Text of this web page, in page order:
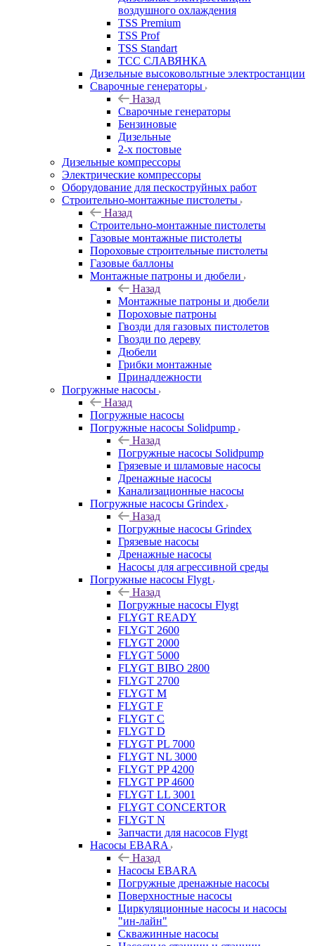
воздушного охлаждения
TSS Premium
TSS Prof
TSS Standart
ТСС СЛАВЯНКА
Дизельные высоковольтные электростанции
Сварочные генераторы
Назад
Сварочные генераторы
Бензиновые
Дизельные
2-х постовые
Дизельные компрессоры
Электрические компрессоры
Оборудование для пескоструйных работ
Строительно-монтажные пистолеты
Назад
Строительно-монтажные пистолеты
Газовые монтажные пистолеты
Пороховые строительные пистолеты
Газовые баллоны
Монтажные патроны и дюбели
Назад
Монтажные патроны и дюбели
Пороховые патроны
Гвозди для газовых пистолетов
Гвозди по дереву
Дюбели
Грибки монтажные
Принадлежности
Погружные насосы
Назад
Погружные насосы
Погружные насосы Solidpump
Назад
Погружные насосы Solidpump
Грязевые и шламовые насосы
Дренажные насосы
Канализационные насосы
Погружные насосы Grindex
Назад
Погружные насосы Grindex
Грязевые насосы
Дренажные насосы
Насосы для агрессивной среды
Погружные насосы Flygt
Назад
Погружные насосы Flygt
FLYGT READY
FLYGT 2600
FLYGT 2000
FLYGT 5000
FLYGT BIBO 2800
FLYGT 2700
FLYGT M
FLYGT F
FLYGT C
FLYGT D
FLYGT PL 7000
FLYGT NL 3000
FLYGT PP 4200
FLYGT PP 4600
FLYGT LL 3001
FLYGT CONCERTOR
FLYGT N
Запчасти для насосов Flygt
Насосы EBARA
Назад
Насосы EBARA
Погружные дренажные насосы
Поверхностные насосы
Циркуляционные насосы и насосы
"ин-лайн"
Скважинные насосы